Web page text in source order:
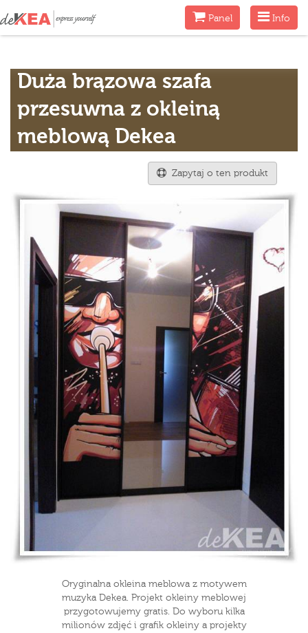
Menu
Info
MenuPanel
Duża brązowa szafa
przesuwna z okleiną
meblową Dekea
Zapytaj o ten produkt
Oryginalna okleina meblowa z motywem
muzyka Dekea. Projekt okleiny meblowej
przygotowujemy gratis. Do wyboru kilka
milionów zdjęć i grafik okleiny a projekty